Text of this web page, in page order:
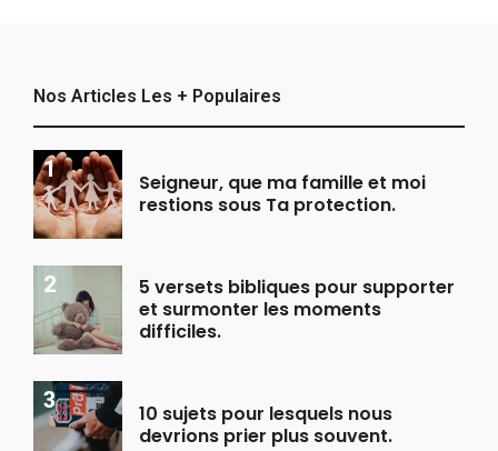
Nos Articles Les + Populaires
Seigneur, que ma famille et moi
restions sous Ta protection.
5 versets bibliques pour supporter
et surmonter les moments
difficiles.
10 sujets pour lesquels nous
devrions prier plus souvent.